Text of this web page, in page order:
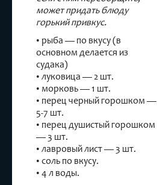
может придать блюду
горький привкус.
• рыба — по вкусу (в
основном делается из
судака)
• луковица — 2 шт.
• морковь — 1 шт.
• перец черный горошком —
5-7 шт.
• перец душистый горошком
— 3 шт.
• лавровый лист — 3 шт.
• соль по вкусу.
• 4 л воды.